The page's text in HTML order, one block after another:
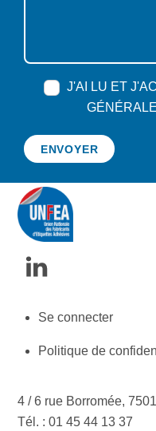
J'AI LU ET
ENVOYER
Se connecter
Politique de
4 / 6 rue Borromée,
Tél. : 01 45 44 13 37